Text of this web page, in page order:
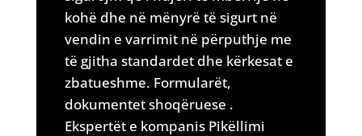
kohë dhe në mënyrë të sigurt në
vendin e varrimit në përputhje me
të gjitha standardet dhe kërkesat e
zbatueshme. Formularët,
dokumentet shoqëruese .
Ekspertët e kompanis Pikëllimi